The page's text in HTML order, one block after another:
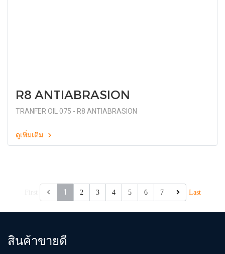
R8 ANTIABRASION
TRANFER OIL 075 - R8 ANTIABRASION
ดูเพิ่มเติม
1 2 3 4 5 6 7 Last
สินค้าขายดี